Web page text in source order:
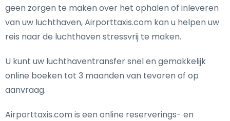
geen zorgen te maken over het ophalen of inleveren
van uw luchthaven, Airporttaxis.com kan u helpen uw
reis naar de luchthaven stressvrij te maken.
U kunt uw luchthaventransfer snel en gemakkelijk
online boeken tot 3 maanden van tevoren of op
aanvraag.
Airporttaxis.com is een online reserverings- en